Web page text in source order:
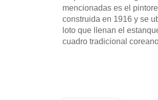
mencionadas es el
construida en 1916 y se
loto que llenan el
cuadro tradicional